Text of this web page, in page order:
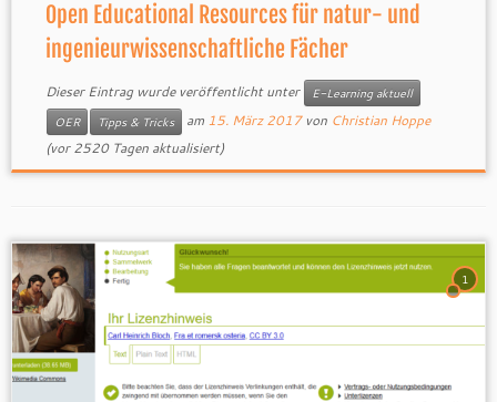
Open Educational Resources für natur- und
ingenieurwissenschaftliche Fächer
Dieser Eintrag wurde veröffentlicht unter
E-Learning aktuell
OER
Tipps & Tricks am 15. März 2017 von Christian Hoppe
(vor 2520 Tagen aktualisiert)
1